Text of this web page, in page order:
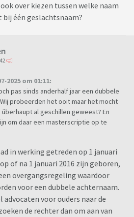
over kiezen tussen welke naam
bij één geslachtsnaam?
2025 om 01:11:
pas sinds anderhalf jaar een dubbele
probeerden het ooit maar het mocht
al geschillen geweest? En
om daar een masterscriptie op te
in werking getreden op 1 januari
of na 1 januari 2016 zijn geboren,
overgangsregeling waardoor
voor een dubbele achternaam.
voor ouders naar de
de rechter dan om aan van